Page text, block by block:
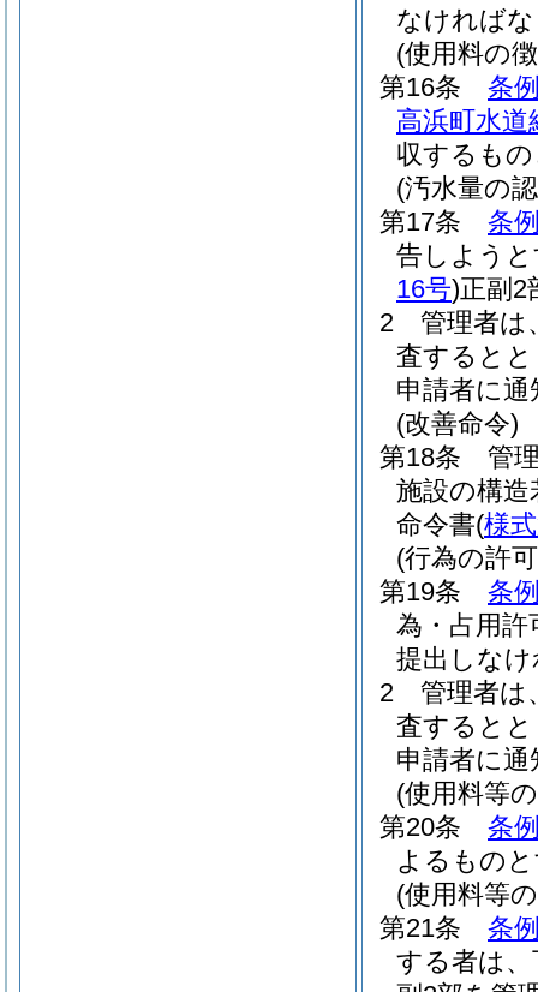
なければ
(使用料の
第16条
条
高浜町水道
収するも
(汚水量の
第17条
条
告しよう
16号)正副2
2
管理者は
査すると
申請者に
(改善命令)
第18条
管
施設の構
命令書(様
(行為の許
第19条
条
為・占用許
提出しな
2
管理者は
査すると
申請者に
(使用料等
第20条
条
よるもの
(使用料等
第21条
条
する者は、